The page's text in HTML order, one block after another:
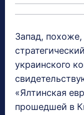
Запад, похоже,
украинского
«Ялтинская
прошедшей в